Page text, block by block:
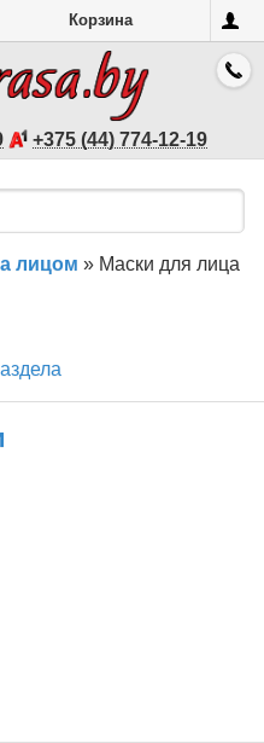
Корзина
+375 (44) 774-12-19
лицом » Маски для лица